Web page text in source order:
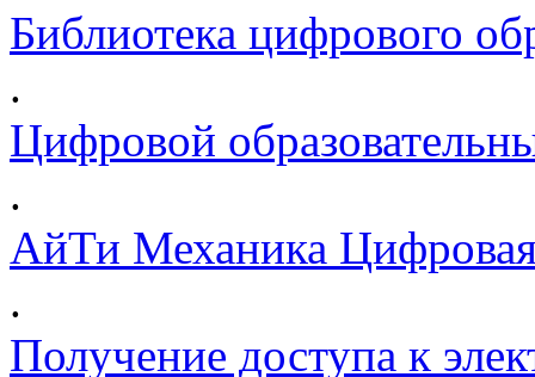
Библиотека цифрового
.
Цифровой
.
АйТи Механика
.
Получение доступа к